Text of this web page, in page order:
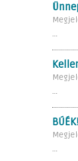
...
...
BÚÉK!
...